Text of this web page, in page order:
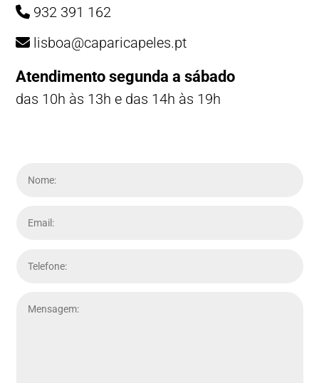
932 391 162
lisboa@caparicapeles.pt
Atendimento segunda a sábado
das 10h às 13h e das 14h às 19h